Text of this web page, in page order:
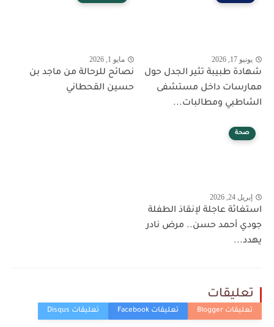
يونيو 17, 2026
شهادة طبيبة تثير الجدل حول
ممارسات داخل مستشفى
الشاطبي ومطالبات...
مايو 1, 2026
نصائح للرحالة من ماجد بن
حسين القحطاني
صحة
إبريل 24, 2026
استغاثة عاجلة لإنقاذ الطفلة
جودي أحمد حسن.. مرض نادر
يهدد...
تعليقات